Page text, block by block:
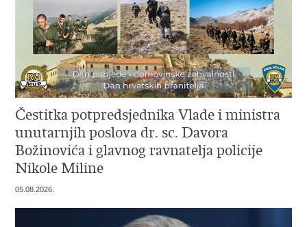
Čestitka potpredsjednika Vlade i ministra
unutarnjih poslova dr. sc. Davora
Božinovića i glavnog ravnatelja policije
Nikole Miline
05.08.2026.